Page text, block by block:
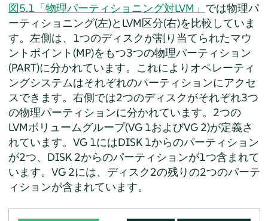
図5.1「物理パーティショニング対LVM」 では物理パ
ーティショニング(左)とLVM区分(右)を比較していま
す。左側は、1つのディスクが割り当てられたマウ
ントポイント(MP)をもつ3つの物理パーティション
(PART)に分かれています。これによりオペレーティ
ングシステムはそれぞれのパーティションにアクセ
スできます。右側では2つのディスクがそれぞれ3つ
の物理パーティションに分かれています。2つの
LVMボリュームグループ(VG 1およびVG 2)が定義さ
れています。VG 1にはDISK 1からのパーティション
が2つ、DISK 2からのパーティションが1つ含まれて
います。VG 2には、ディスク2の残りの2つのパーテ
ィションが含まれています。